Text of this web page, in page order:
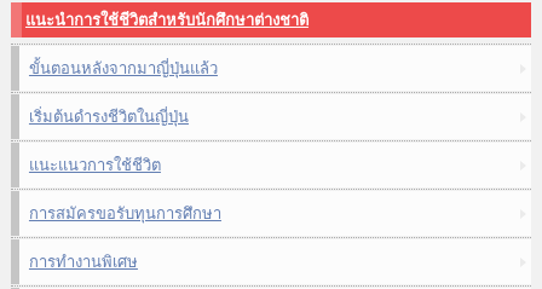
แนะนำการใช้ชีวิตสำหรับนักศึกษาต่างชาติ
ขั้นตอนหลังจากมาญี่ปุ่นแล้ว
เริ่มต้นดำรงชีวิตในญี่ปุ่น
แนะแนวการใช้ชีวิต
การสมัครขอรับทุนการศึกษา
การทำงานพิเศษ